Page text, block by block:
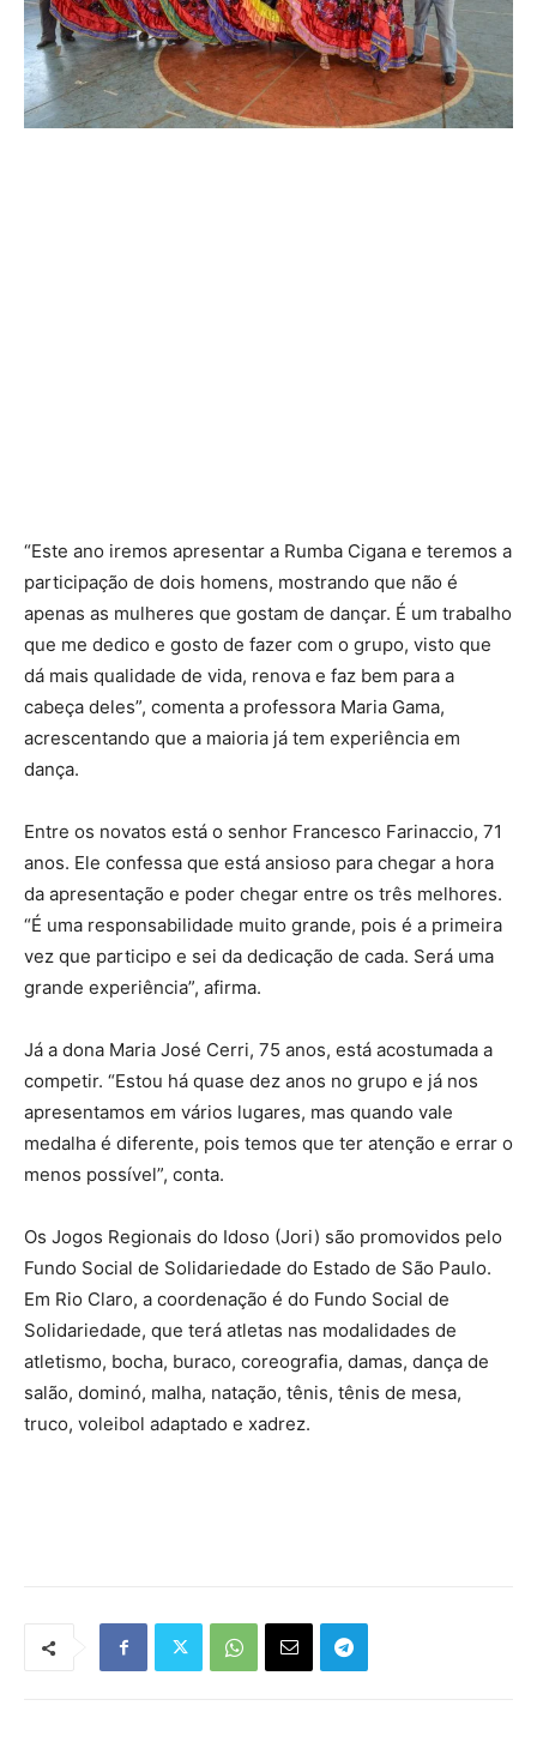
“Este ano iremos apresentar a Rumba Cigana e teremos a
participação de dois homens, mostrando que não é
apenas as mulheres que gostam de dançar. É um trabalho
que me dedico e gosto de fazer com o grupo, visto que
dá mais qualidade de vida, renova e faz bem para a
cabeça deles”, comenta a professora Maria Gama,
acrescentando que a maioria já tem experiência em
dança.
Entre os novatos está o senhor Francesco Farinaccio, 71
anos. Ele confessa que está ansioso para chegar a hora
da apresentação e poder chegar entre os três melhores.
“É uma responsabilidade muito grande, pois é a primeira
vez que participo e sei da dedicação de cada. Será uma
grande experiência”, afirma.
Já a dona Maria José Cerri, 75 anos, está acostumada a
competir. “Estou há quase dez anos no grupo e já nos
apresentamos em vários lugares, mas quando vale
medalha é diferente, pois temos que ter atenção e errar o
menos possível”, conta.
Os Jogos Regionais do Idoso (Jori) são promovidos pelo
Fundo Social de Solidariedade do Estado de São Paulo.
Em Rio Claro, a coordenação é do Fundo Social de
Solidariedade, que terá atletas nas modalidades de
atletismo, bocha, buraco, coreografia, damas, dança de
salão, dominó, malha, natação, tênis, tênis de mesa,
truco, voleibol adaptado e xadrez.